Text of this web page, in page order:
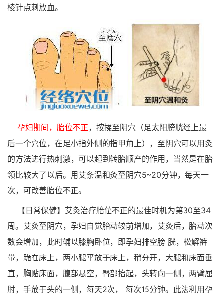
棱针点刺放血。
孕妇期间，胎位不正，按揉至阴穴（足太阳膀胱经上最
后一个穴位，在足小指外侧的指甲角上），至阴穴可以用灸
的方法进行热刺激，可以起到转胎顺产的作用，当然是在胎
领比较大了以后。用艾条温和灸至阴穴5~20分钟，每天一
次，可改善胎位不正。
【日常保健】艾灸治疗胎位不正的最佳时机为第30至34
周。艾灸至阴穴，孕妇自觉胎动较前增加，艾灸后，胎动次
数会增加，此时辅以膝胸卧位，即孕妇排空膀 胱，松解裤
带，跪在床上，两小腿平放于床上，稍分开，大腿和床面垂
直，胸贴床面，腹部悬空，臀部抬起，头转向一侧，两臂屈
肘，手放于头的一侧，每天2次， 每次15分钟。此法利用孕